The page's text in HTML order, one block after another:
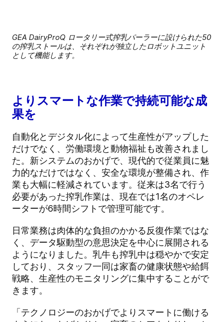
GEA DairyProQ ロータリー式搾乳パーラーに設けられた50
の搾乳ストールは、それぞれが独立したロボットユニット
として機能します。
よりスマートな作業で持続可能な成
果を
自動化とデジタル化によって生産性がアップした
だけでなく、労働環境と動物福祉も改善されまし
た。新システムのおかげで、現代的で従業員に魅
力的なだけではなく、安全な環境が整備され、作
業も大幅に軽減されています。従来は3名で行う
必要があった搾乳作業は、現在では1名のオペレ
ーターが6時間シフトで管理可能です。
日常業務は肉体的な負担のかかる反復作業ではな
く、データ駆動型の意思決定を中心に展開される
ようになりました。乳牛も搾乳中は穏やかで安定
しており、スタッフ一同は家畜の健康状態や給餌
戦略、生産性のモニタリングに集中することがで
きます。
「テクノロジーのおかげでよりスマートに働ける